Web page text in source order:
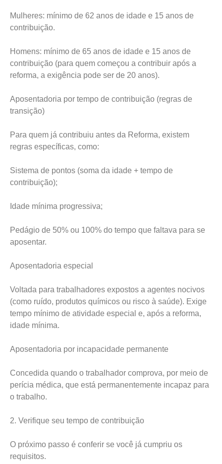
Mulheres: mínimo de 62 anos de idade e 15 anos de
contribuição.
Homens: mínimo de 65 anos de idade e 15 anos de
contribuição (para quem começou a contribuir após a
reforma, a exigência pode ser de 20 anos).
Aposentadoria por tempo de contribuição (regras de
transição)
Para quem já contribuiu antes da Reforma, existem
regras específicas, como:
Sistema de pontos (soma da idade + tempo de
contribuição);
Idade mínima progressiva;
Pedágio de 50% ou 100% do tempo que faltava para se
aposentar.
Aposentadoria especial
Voltada para trabalhadores expostos a agentes nocivos
(como ruído, produtos químicos ou risco à saúde). Exige
tempo mínimo de atividade especial e, após a reforma,
idade mínima.
Aposentadoria por incapacidade permanente
Concedida quando o trabalhador comprova, por meio de
perícia médica, que está permanentemente incapaz para
o trabalho.
2. Verifique seu tempo de contribuição
O próximo passo é conferir se você já cumpriu os
requisitos.